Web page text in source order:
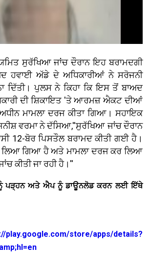
ਸੁਰੱਖਿਆ ਜਾਂਚ ਦੌਰਾਨ ਇਹ ਬਰਾਮਦਗੀ
ਹਵਾਈ ਅੱਡੇ ਦੇ ਅਧਿਕਾਰੀਆਂ ਨੇ ਸਰੋਜਨੀ
ਦਿੱਤੀ। ਪੁਲਸ ਨੇ ਕਿਹਾ ਕਿ ਇਸ ਤੋਂ ਬਾਅਦ
ਦੀ ਸ਼ਿਕਾਇਤ 'ਤੇ ਆਰਮਜ਼ ਐਕਟ ਦੀਆਂ
ਮਾਮਲਾ ਦਰਜ ਕੀਤਾ ਗਿਆ। ਸਹਾਇਕ
ਵਰਮਾ ਨੇ ਦੱਸਿਆ,''ਸੁਰੱਖਿਆ ਜਾਂਚ ਦੌਰਾਨ
12-ਬੋਰ ਪਿਸਤੌਲ ਬਰਾਮਦ ਕੀਤੀ ਗਈ ਹੈ।
ਲਿਆ ਗਿਆ ਹੈ ਅਤੇ ਮਾਮਲਾ ਦਰਜ ਕਰ ਲਿਆ
ਕੀਤੀ ਜਾ ਰਹੀ ਹੈ।''
ਪੜ੍ਹਨ ਅਤੇ ਐਪ ਨੂੰ ਡਾਊਨਲੋਡ ਕਰਨ ਲਈ ਇੱਥੇ
play.google.com/store/apps/details?